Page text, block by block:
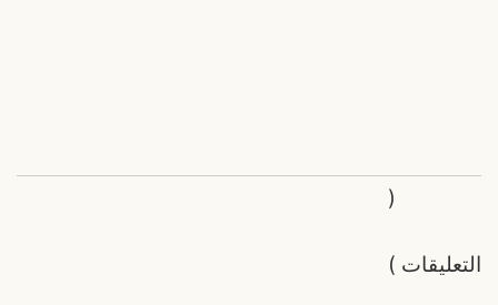
التعليقات
(
)